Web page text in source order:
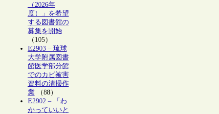
（2026年
度）」を希望
する図書館の
募集を開始
（105）
E2903 – 琉球
大学附属図書
館医学部分館
でのカビ被害
資料の清掃作
業（88）
E2902 – 「わ
かっていいと